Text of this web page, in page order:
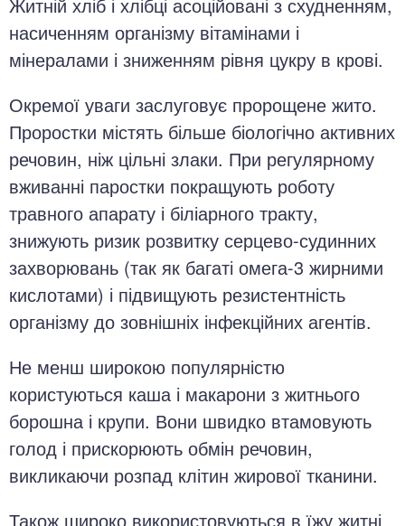
насиченням організму вітамінами і
мінералами і зниженням рівня цукру в крові.
Окремої уваги заслуговує пророщене жито.
Проростки містять більше біологічно активних
речовин, ніж цільні злаки. При регулярному
вживанні паростки покращують роботу
травного апарату і біліарного тракту,
знижують ризик розвитку серцево-судинних
захворювань (так як багаті омега-3 жирними
кислотами) і підвищують резистентність
організму до зовнішніх інфекційних агентів.
Не менш широкою популярністю
користуються каша і макарони з житнього
борошна і крупи. Вони швидко втамовують
голод і прискорюють обмін речовин,
викликаючи розпад клітин жирової тканини.
Також широко використовуються в їжу житні